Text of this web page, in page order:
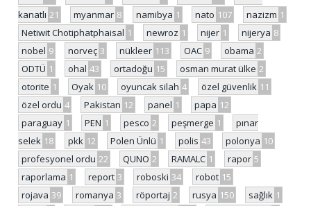
kanatlı 21 myanmar 8 namibya 1 nato 107 nazizm 1
Netiwit Chotiphatphaisal 1 newroz 1 nijer 1 nijerya 8
nobel 9 norveç 3 nükleer 113 OAC 9 obama 2
ODTÜ 1 ohal 43 ortadoğu 15 osman murat ülke 2
otorite 1 Oyak 10 oyuncak silah 4 özel güvenlik 11
özel ordu 4 Pakistan 12 panel 1 papa 12
paraguay 1 PEN 1 pesco 2 peşmerge 1
pınar
selek 18 pkk 12 Polen Ünlü 1 polis 43 polonya 10
profesyonel ordu 22 QUNO 2 RAMALC 1 rapor 5
raporlama 1 report 3 roboski 34 robot 15
rojava 39 romanya 3 röportaj 2 rusya 150 sağlık 1